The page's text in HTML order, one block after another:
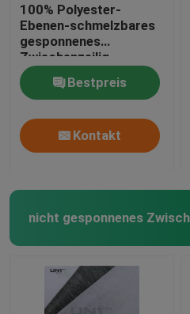
100% Polyester-
Ebenen-schmelzbares
gesponnenes
Zwischenzeilig
schreiben für Frauen-
Unterwäsche
Bestpreis
Kontakt